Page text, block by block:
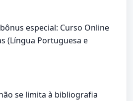
especial: Curso Online
(Língua Portuguesa e
se limita à bibliografia